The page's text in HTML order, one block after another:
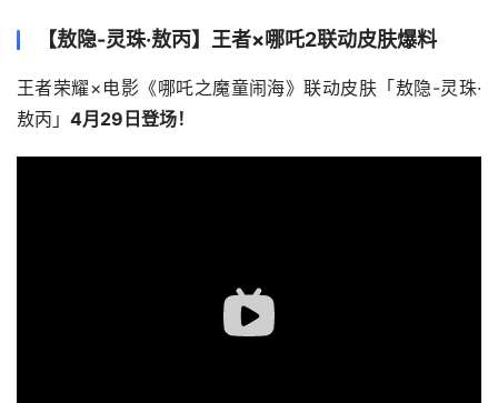
【敖隐-灵珠·敖丙】王者×哪吒2联动皮肤爆料
王者荣耀×电影《哪吒之魔童闹海》联动皮肤「敖隐-灵珠·
敖丙」 4月29日登场！